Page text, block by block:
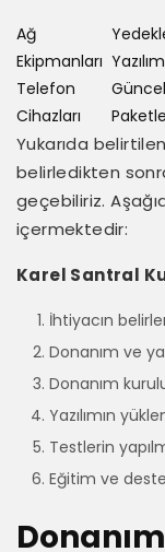
Ağ
Ekipmanları
Telefon
Cihazları
Yukarıda
belirledikten
geçebiliriz.
içermektedir:
Karel Santral
İhtiyacın
Donanım ve
Donanım
Yazılımın
Testlerin
Eğitim ve